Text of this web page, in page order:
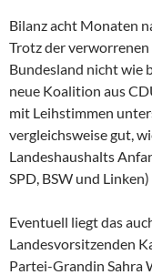
Bilanz acht Monaten
Trotz der
Bundesland nicht wie
neue Koalition aus
mit Leihstimmen
vergleichsweise gut,
Landeshaushalts
SPD, BSW und
Eventuell liegt das
Landesvorsitzenden
Partei-Grandin Sahra